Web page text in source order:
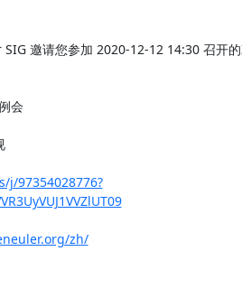
邀请您参加 2020-12-12 14:30 召开
会
j/97354028776?
zh/